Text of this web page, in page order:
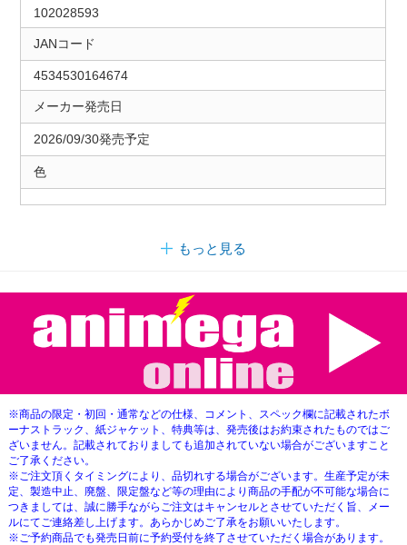
102028593
JANコード
4534530164674
メーカー発売日
2026/09/30発売予定
色
もっと見る
※商品の限定・初回・通常などの仕様、コメント、スペック欄に記載されたボ
ーナストラック、紙ジャケット、特典等は、発売後はお約束されたものではご
ざいません。記載されておりましても追加されていない場合がございますこと
ご了承ください。
※ご注文頂くタイミングにより、品切れする場合がございます。生産予定が未
定、製造中止、廃盤、限定盤など等の理由により商品の手配が不可能な場合に
つきましては、誠に勝手ながらご注文はキャンセルとさせていただく旨、メー
ルにてご連絡差し上げます。あらかじめご了承をお願いいたします。
※ご予約商品でも発売日前に予約受付を終了させていただく場合があります。